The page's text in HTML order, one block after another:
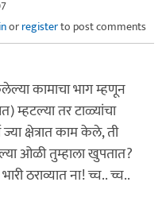
orregisterto post comments
कामाचा भाग म्हणून
म्हटल्या तर टाळ्यांचा
क्षेत्रात काम केले, ती
ओळी तुम्हाला खुपतात?
ठराव्यात ना! च्च.. च्च..